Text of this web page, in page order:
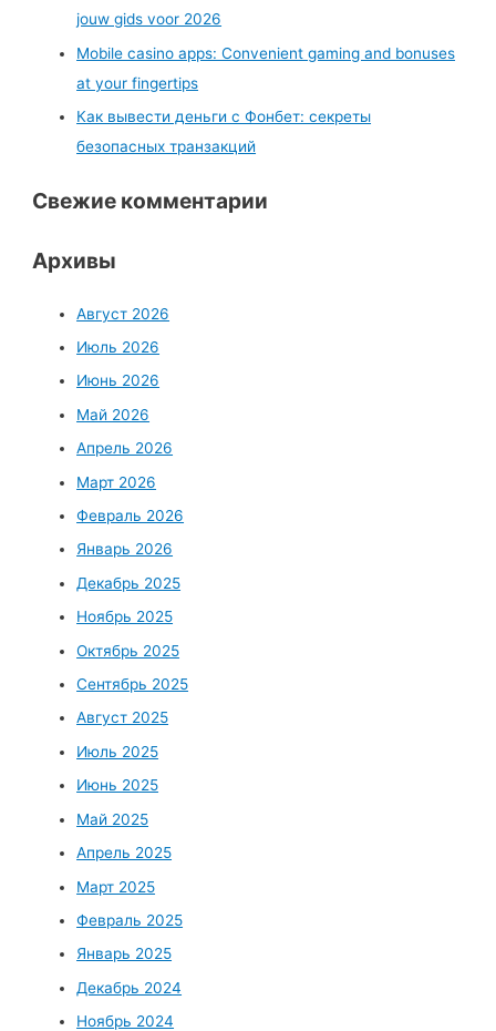
jouw gids voor 2026
Mobile casino apps: Convenient gaming and bonuses
at your fingertips
Как вывести деньги с Фонбет: секреты
безопасных транзакций
Свежие комментарии
Архивы
Август 2026
Июль 2026
Июнь 2026
Май 2026
Апрель 2026
Март 2026
Февраль 2026
Январь 2026
Декабрь 2025
Ноябрь 2025
Октябрь 2025
Сентябрь 2025
Август 2025
Июль 2025
Июнь 2025
Май 2025
Апрель 2025
Март 2025
Февраль 2025
Январь 2025
Декабрь 2024
Ноябрь 2024